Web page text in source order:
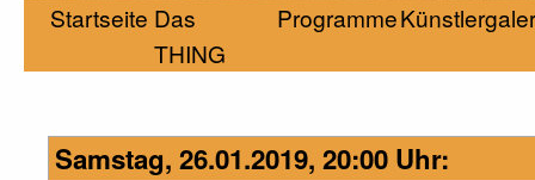
Startseite Das
THING
Programme
Samstag, 26.01.2019, 20:00 Uhr: